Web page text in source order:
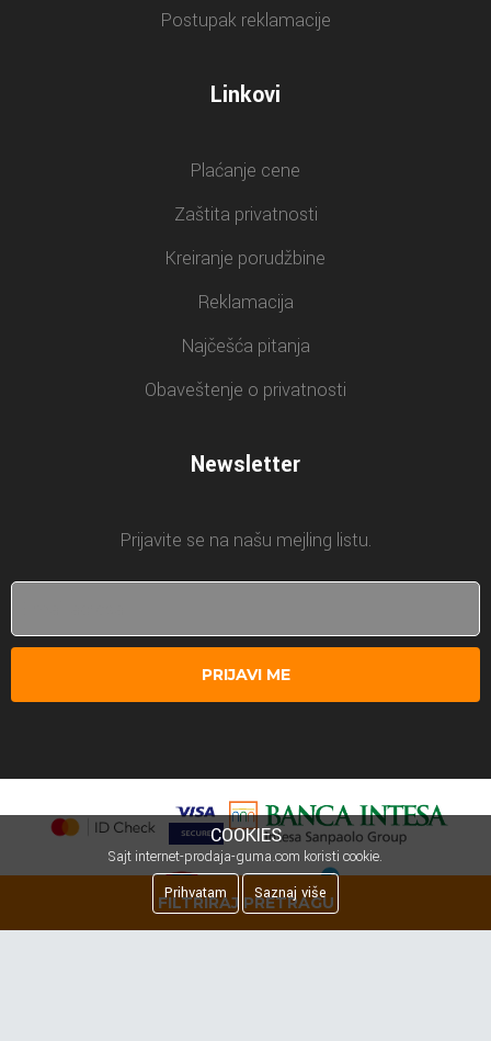
FILTRIRAJ PRETRAGU
Postupak reklamacije
Linkovi
Plaćanje cene
Zaštita privatnosti
Kreiranje porudžbine
Reklamacija
Najčešća pitanja
Obaveštenje o privatnosti
Newsletter
Prijavite se na našu mejling listu.
PRIJAVI ME
COOKIES
Sajt internet-prodaja-guma.com koristi cookie.
Prihvatam
Saznaj više